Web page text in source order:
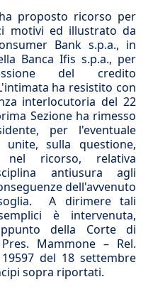
proposto ricorso per
motivi ed illustrato da
Bank s.p.a., in
Banca Ifis s.p.a., per
del credito
ha resistito con
interlocutoria del 22
Sezione ha rimesso
per l'eventuale
unite, sulla questione,
ricorso, relativa
antiusura agli
dell'avvenuto
A dirimere tali
è intervenuta,
della Corte di
Mammone – Rel.
del 18 settembre
sopra riportati.